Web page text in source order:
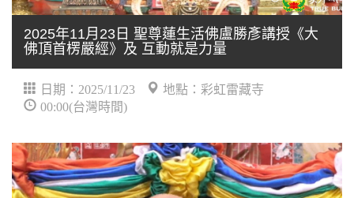
2025年11月23日 聖尊蓮生活佛盧勝彥講授《大
佛頂首楞嚴經》及 互動就是力量
日期：2025/11/23
地點：彩虹雷藏寺
00:00(台灣時間)